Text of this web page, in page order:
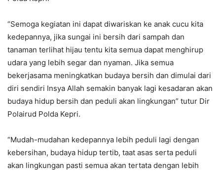
“Semoga kegiatan ini dapat diwariskan ke anak cucu kita
kedepannya, jika sungai ini bersih dari sampah dan
tanaman terlihat hijau tentu kita semua dapat menghirup
udara yang lebih segar dan nyaman. Jika semua
bekerjasama meningkatkan budaya bersih dan dimulai dari
diri sendiri Insya Allah semakin banyak lagi kesadaran akan
budaya hidup bersih dan peduli akan lingkungan” tutur Dir
Polairud Polda Kepri.
“Mudah-mudahan kedepannya lebih peduli lagi dengan
kebersihan, budaya hidup tertib, taat asas serta peduli
akan lingkungan pasti semua akan tertata dengan lebih